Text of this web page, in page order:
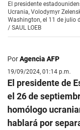
El presidente
Ucrania, Volodymyr
Washington, el 11 de julio
/ SAUL LOEB
PorAgencia AFP
19/09/2024, 01:14 p.m.
El presidente de
el 26 de
homólogo
hablará por